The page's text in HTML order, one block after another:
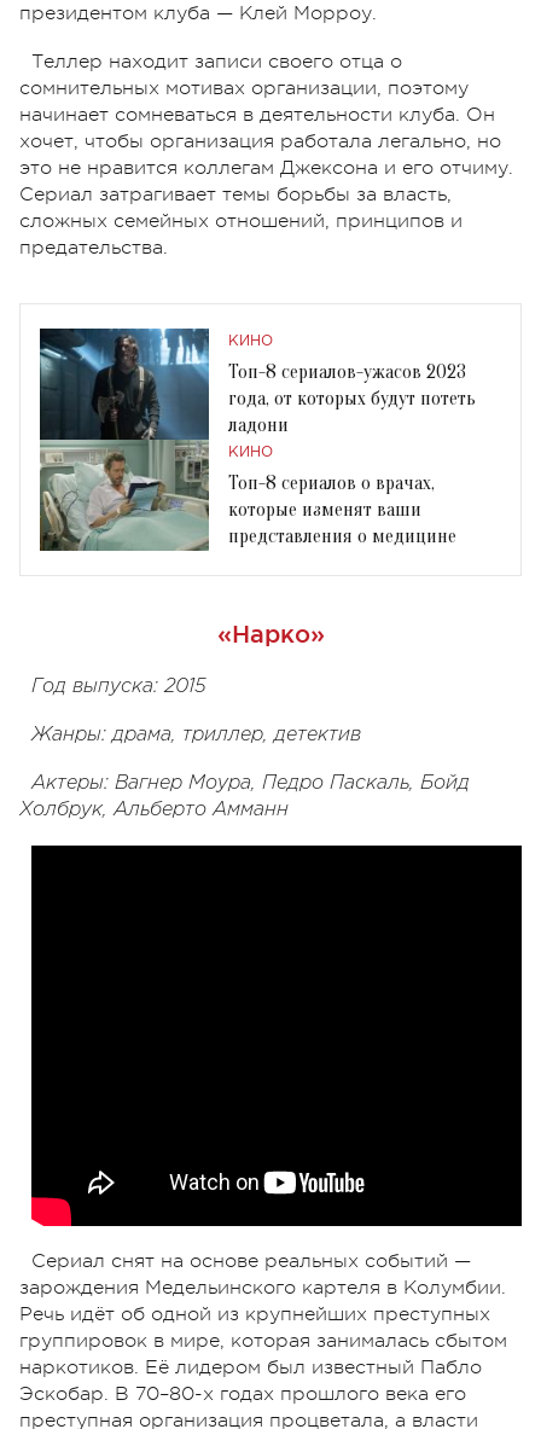
президентом клуба — Клей Морроу.
Теллер находит записи своего отца о
сомнительных мотивах организации, поэтому
начинает сомневаться в деятельности клуба. Он
хочет, чтобы организация работала легально, но
это не нравится коллегам Джексона и его отчиму.
Сериал затрагивает темы борьбы за власть,
сложных семейных отношений, принципов и
предательства.
КИНО
Топ-8 сериалов-ужасов 2023
года, от которых будут потеть
ладони
КИНО
Топ-8 сериалов о врачах,
которые изменят ваши
представления о медицине
«Нарко»
Год выпуска: 2015
Жанры: драма, триллер, детектив
Актеры: Вагнер Моура, Педро Паскаль, Бойд
Холбрук, Альберто Амманн
Сериал снят на основе реальных событий —
зарождения Медельинского картеля в Колумбии.
Речь идёт об одной из крупнейших преступных
группировок в мире, которая занималась сбытом
наркотиков. Её лидером был известный Пабло
Эскобар. В 70–80-х годах прошлого века его
преступная организация процветала, а власти